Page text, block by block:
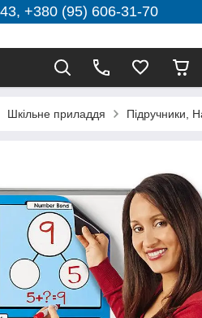
+380 (95) 606-31-70
Шкільне приладдя Підручники,